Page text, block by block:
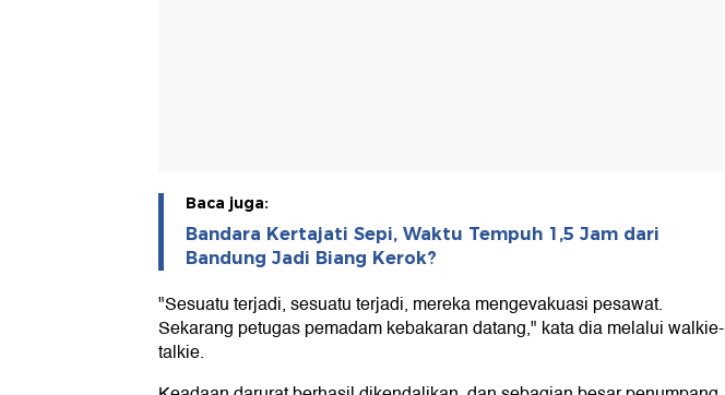
Baca juga:
Bandara Kertajati Sepi, Waktu Tempuh 1,5 Jam dari
Bandung Jadi Biang Kerok?
"Sesuatu terjadi, sesuatu terjadi, mereka mengevakuasi pesawat.
Sekarang petugas pemadam kebakaran datang," kata dia melalui walkie-
talkie.